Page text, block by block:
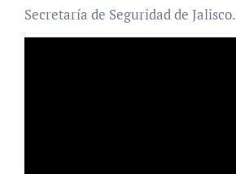
Secretaría de Seguridad de Jalisco.